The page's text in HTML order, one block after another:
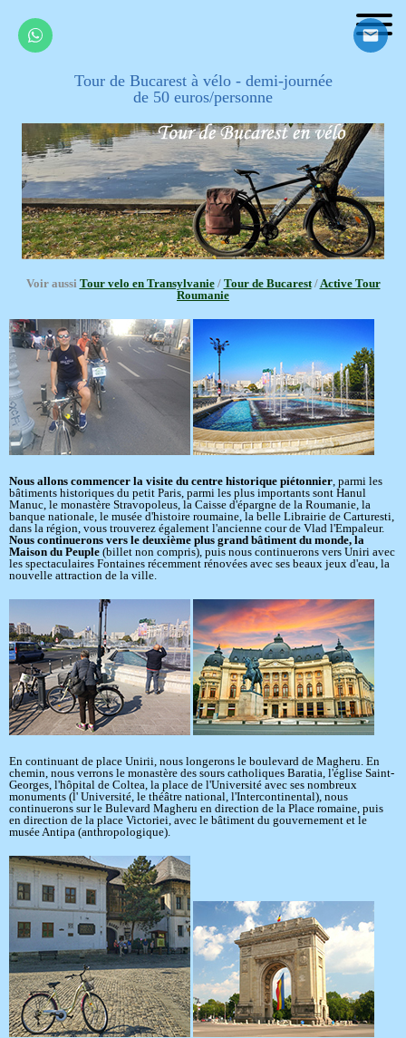
Tour de Bucarest à vélo - demi-journée
de 50 euros/personne
Voir aussi Tour velo en Transylvanie/ Tour de Bucarest/Active Tour
Roumanie
Nous allons commencer la visite du centre historique piétonnier, parmi les
bâtiments historiques du petit Paris, parmi les plus importants sont Hanul
Manuc, le monastère Stravopoleus, la Caisse d'épargne de la Roumanie, la
banque nationale, le musée d'histoire roumaine, la belle Librairie de Carturesti,
dans la région, vous trouverez également l'ancienne cour de Vlad l'Empaleur.
Nous continuerons vers le deuxième plus grand bâtiment du monde, la
Maison du Peuple (billet non compris), puis nous continuerons vers Uniri avec
les spectaculaires Fontaines récemment rénovées avec ses beaux jeux d'eau, la
nouvelle attraction de la ville.
En continuant de place Unirii, nous longerons le boulevard de Magheru. En
chemin, nous verrons le monastère des sours catholiques Baratia, l'église Saint-
Georges, l'hôpital de Coltea, la place de l'Université avec ses nombreux
monuments (l' Université, le théâtre national, l'Intercontinental), nous
continuerons sur le Bulevard Magheru en direction de la Place romaine, puis
en direction de la place Victoriei, avec le bâtiment du gouvernement et le
musée Antipa (anthropologique).